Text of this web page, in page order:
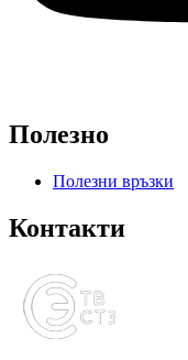
Полезно
Полезни връзки
Контакти